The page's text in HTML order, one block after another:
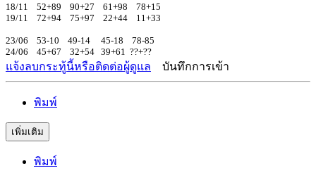
18/11 52+89 90+27 61+98 78+15
19/11 72+94 75+97 22+44 11+33
23/06 53-10 49-14 45-18 78-85
24/06 45+67 32+54 39+61 ??+??
แจ้งลบกระทู้นี้หรือติดต่อผู้ดูแล บันทึกการเข้า
พิมพ์
เพิ่มเติม
พิมพ์